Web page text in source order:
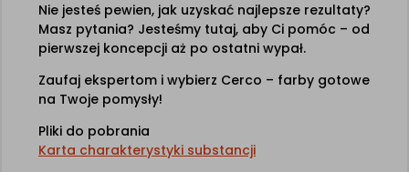
Nie jesteś pewien, jak uzyskać najlepsze rezultaty?
Masz pytania? Jesteśmy tutaj, aby Ci pomóc – od
pierwszej koncepcji aż po ostatni wypał.
Zaufaj ekspertom i wybierz Cerco – farby gotowe
na Twoje pomysły!
Pliki do pobrania
Karta charakterystyki substancji